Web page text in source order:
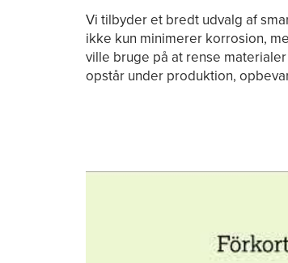
Vi tilbyder et bredt udvalg af
ikke kun minimerer korrosion,
ville bruge på at rense
opstår under produktion,